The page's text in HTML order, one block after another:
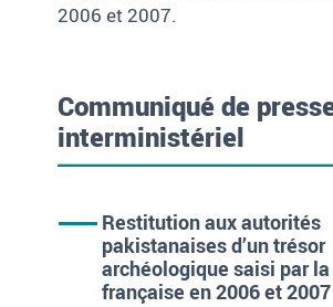
2006 et 2007.
Communiqué de
interministériel
Restitution aux autorités
pakistanaises d’un trésor
archéologique saisi par
française en 2006 et 2007